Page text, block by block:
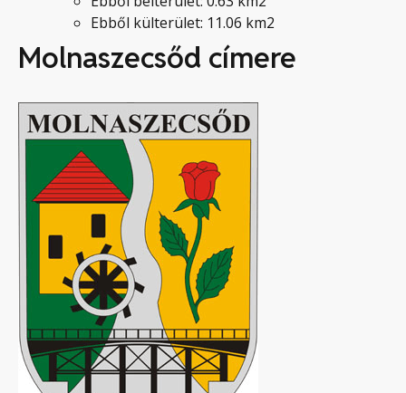
Ebből külterület: 11.06 km2
Molnaszecsőd címere